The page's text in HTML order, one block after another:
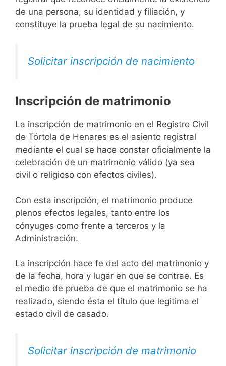
de una persona, su identidad y filiación, y
constituye la prueba legal de su nacimiento.
Solicitar inscripción de nacimiento
Inscripción de matrimonio
La inscripción de matrimonio en el Registro Civil
de Tórtola de Henares es el asiento registral
mediante el cual se hace constar oficialmente la
celebración de un matrimonio válido (ya sea
civil o religioso con efectos civiles).
Con esta inscripción, el matrimonio produce
plenos efectos legales, tanto entre los
cónyuges como frente a terceros y la
Administración.
La inscripción hace fe del acto del matrimonio y
de la fecha, hora y lugar en que se contrae. Es
el medio de prueba de que el matrimonio se ha
realizado, siendo ésta el título que legitima el
estado civil de casado.
Solicitar inscripción de matrimonio